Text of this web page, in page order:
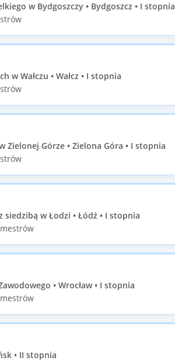
w Bydgoszczy • Bydgoszcz • I stopnia
w Wałczu • Wałcz • I stopnia
Górze • Zielona Góra • I stopnia
siedzibą w Łodzi • Łódź • I stopnia
• Wrocław • I stopnia
• II stopnia